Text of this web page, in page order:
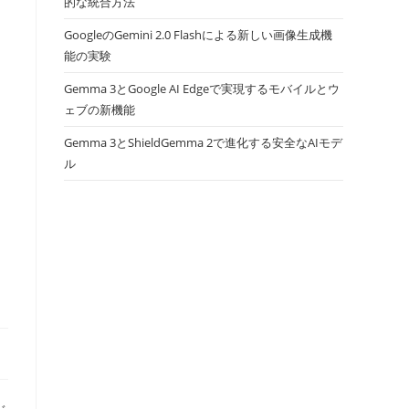
GoogleのGemini 2.0 Flashによる新しい画像生成機
能の実験
Gemma 3とGoogle AI Edgeで実現するモバイルとウ
ェブの新機能
Gemma 3とShieldGemma 2で進化する安全なAIモデ
ル